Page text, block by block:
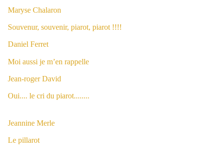
Maryse Chalaron
Souvenur, souvenir, piarot, piarot !!!!
Daniel Ferret
Moi aussi je m’en rappelle
Jean-roger David
Oui.... le cri du piarot........
Jeannine Merle
Le pillarot